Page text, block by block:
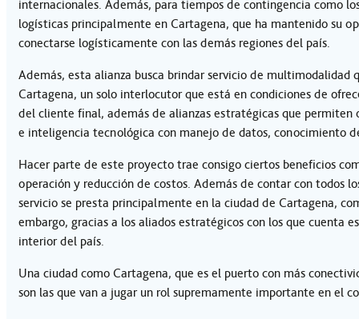
internacionales. Además, para tiempos de contingencia como
logísticas principalmente en Cartagena, que ha mantenido su
conectarse logísticamente con las demás regiones del país.
Además, esta alianza busca brindar servicio de
Cartagena, un solo interlocutor que está en condiciones de
del cliente final, además de alianzas estratégicas que
e inteligencia tecnológica con manejo de datos, conocimiento
Hacer parte de este proyecto trae consigo ciertos beneficios
operación y reducción de costos. Además de contar con todos
servicio se presta principalmente en la ciudad de Cartagena,
embargo, gracias a los aliados estratégicos con los que cuenta
interior del país.
Una ciudad como Cartagena, que es el puerto con más
son las que van a jugar un rol supremamente importante en el